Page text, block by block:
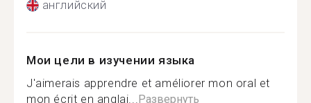
английский
Мои цели в изучении языка
J'aimerais apprendre et améliorer mon oral et
mon écrit en anglai...Развернуть